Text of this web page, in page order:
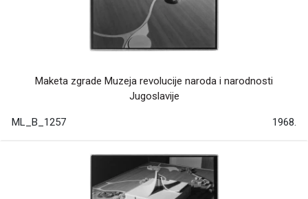
Maketa zgrade Muzeja revolucije naroda i narodnosti
Jugoslavije
ML_B_1257 1968.